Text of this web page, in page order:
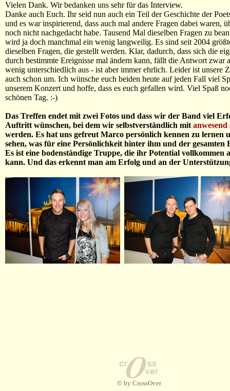
Vielen Dank. Wir bedanken uns sehr für das Interview.
Danke auch Euch. Ihr seid nun auch ein Teil der Geschichte der
und es war inspirierend, dass auch mal andere Fragen dabei waren,
noch nicht nachgedacht habe. Tausend Mal dieselben Fragen zu
wird ja doch manchmal ein wenig langweilig. Es sind seit 2004
dieselben Fragen, die gestellt werden. Klar, dadurch, dass sich die
durch bestimmte Ereignisse mal ändern kann, fällt die Antwort zwar
wenig unterschiedlich aus - ist aber immer ehrlich. Leider ist unsere
auch schon um. Ich wünsche euch beiden heute auf jeden Fall viel
unserem Konzert und hoffe, dass es euch gefallen wird. Viel Spaß
schönen Tag. :-)
Das Treffen endet mit zwei Fotos und dass wir der Band viel
Auftritt wünschen, bei dem wir selbstverständlich mit anwesend
werden. Es hat uns gefreut Marco persönlich kennen zu lernen
sehen, was für eine Persönlichkeit hinter ihm und der gesamten
Es ist eine bodenständige Truppe, die ihr Potential vollkommen
kann. Und das erkennt man am Erfolg und an der
© by CrossOver